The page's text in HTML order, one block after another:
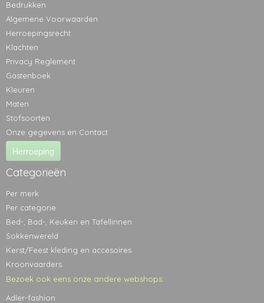
Bedrukken
Algemene Voorwaarden
Herroepingsrecht
Klachten
Privacy Reglement
Gastenboek
Kleuren
Maten
Stofsoorten
Onze gegevens en Contact
Herroeping
Categorieën
Per merk
Per categorie
Bed-, Bad-, Keuken en Tafellinnen
Sokkenwereld
Kerst/Feest kleding en accesoires
Kroonvaarders
Bezoek ook eens onze andere webshops:
Adler-fashion